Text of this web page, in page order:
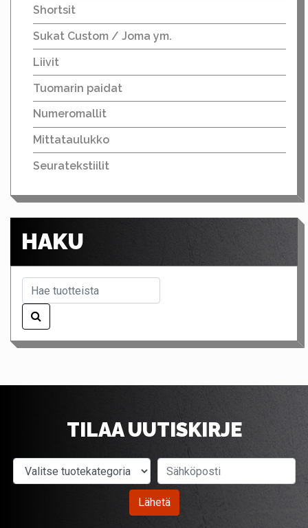
Shortsit
Sukat Custom / Joma ym.
Liivit
Tuomarin paidat
Numeromallit
Mittataulukko
Seuratekstiilit
HAKU
TILAA UUTISKIRJE
Valitse tuotekategoria
Lähetä